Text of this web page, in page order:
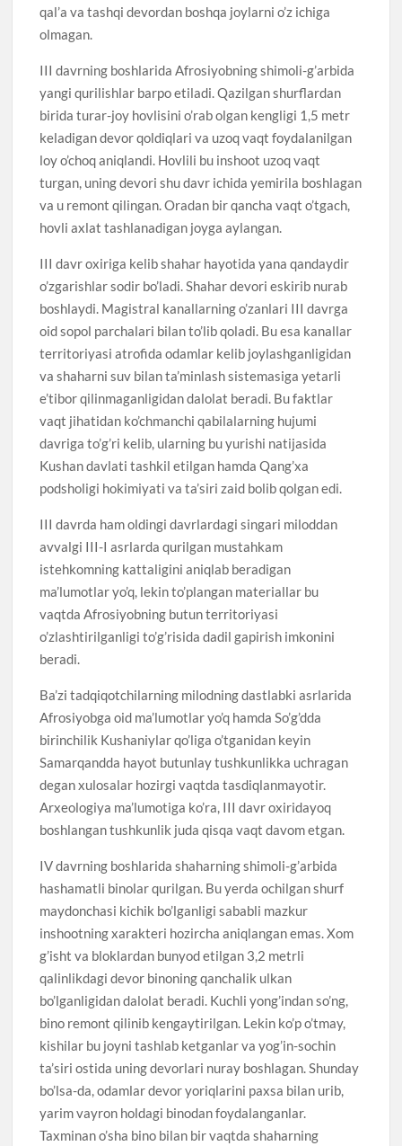
qal’a va tashqi devordan boshqa joylarni o’z ichiga
olmagan.
III davrning boshlarida Afrosiyobning shimoli-g’arbida
yangi qurilishlar barpo etiladi. Qazilgan shurflardan
birida turar-joy hovlisini o’rab olgan kengligi 1,5 metr
keladigan devor qoldiqlari va uzoq vaqt foydalanilgan
loy o’choq aniqlandi. Hovlili bu inshoot uzoq vaqt
turgan, uning devori shu davr ichida yemirila boshlagan
va u remont qilingan. Oradan bir qancha vaqt o’tgach,
hovli axlat tashlanadigan joyga aylangan.
III davr oxiriga kelib shahar hayotida yana qandaydir
o’zgarishlar sodir bo’ladi. Shahar devori eskirib nurab
boshlaydi. Magistral kanallarning o’zanlari III davrga
oid sopol parchalari bilan to’lib qoladi. Bu esa kanallar
territoriyasi atrofida odamlar kelib joylashganligidan
va shaharni suv bilan ta’minlash sistemasiga yetarli
e’tibor qilinmaganligidan dalolat beradi. Bu faktlar
vaqt jihatidan ko’chmanchi qabilalarning hujumi
davriga to’g’ri kelib, ularning bu yurishi natijasida
Kushan davlati tashkil etilgan hamda Qang’xa
podsholigi hokimiyati va ta’siri zaid bolib qolgan edi.
III davrda ham oldingi davrlardagi singari miloddan
avvalgi III-I asrlarda qurilgan mustahkam
istehkomning kattaligini aniqlab beradigan
ma’lumotlar yo’q, lekin to’plangan materiallar bu
vaqtda Afrosiyobning butun territoriyasi
o’zlashtirilganligi to’g’risida dadil gapirish imkonini
beradi.
Ba’zi tadqiqotchilarning milodning dastlabki asrlarida
Afrosiyobga oid ma’lumotlar yo’q hamda So’g’dda
birinchilik Kushaniylar qo’liga o’tganidan keyin
Samarqandda hayot butunlay tushkunlikka uchragan
degan xulosalar hozirgi vaqtda tasdiqlanmayotir.
Arxeologiya ma’lumotiga ko’ra, III davr oxiridayoq
boshlangan tushkunlik juda qisqa vaqt davom etgan.
IV davrning boshlarida shaharning shimoli-g’arbida
hashamatli binolar qurilgan. Bu yerda ochilgan shurf
maydonchasi kichik bo’lganligi sababli mazkur
inshootning xarakteri hozircha aniqlangan emas. Xom
g’isht va bloklardan bunyod etilgan 3,2 metrli
qalinlikdagi devor binoning qanchalik ulkan
bo’lganligidan dalolat beradi. Kuchli yong’indan so’ng,
bino remont qilinib kengaytirilgan. Lekin ko’p o’tmay,
kishilar bu joyni tashlab ketganlar va yog’in-sochin
ta’siri ostida uning devorlari nuray boshlagan. Shunday
bo’lsa-da, odamlar devor yoriqlarini paxsa bilan urib,
yarim vayron holdagi binodan foydalanganlar.
Taxminan o’sha bino bilan bir vaqtda shaharning